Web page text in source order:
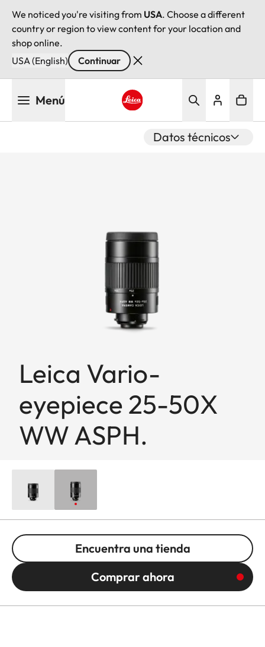
We noticed you're visiting from USA. Choose a different
country or region to view content for your location and
shop online.
USA (English)
Continuar
Menú
Datos técnicos
Leica Vario-
eyepiece 25-50X
WW ASPH.
Encuentra una tienda
Comprar ahora